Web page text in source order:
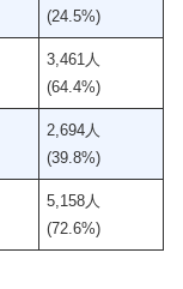
(24.5%)
3,461人
(64.4%)
2,694人
(39.8%)
5,158人
(72.6%)